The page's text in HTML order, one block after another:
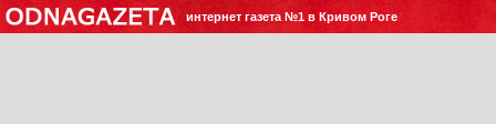
интернет газета №1 в Кривом Роге